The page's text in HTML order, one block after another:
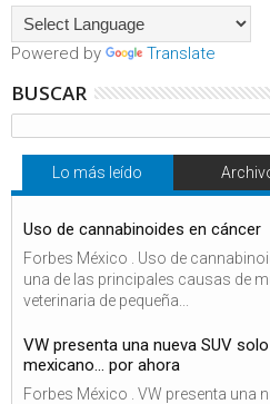
Powered by Translate
BUSCAR
Lo más leído
Uso de cannabinoides en cáncer
Forbes México . Uso de
una de las principales causas de
veterinaria de pequeña...
VW presenta una nueva SUV
mexicano… por ahora
Forbes México . VW presenta una